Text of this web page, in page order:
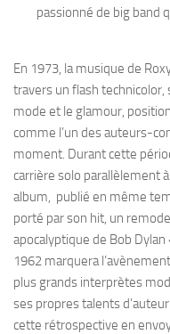
passionné de big band
En 1973, la musique de
travers un flash technicolor,
mode et le glamour,
comme l’un des auteurs-
moment. Durant cette
carrière solo parallèlement
album, publié en même
porté par son hit, un
apocalyptique de Bob Dylan
1962 marquera
plus grands interprètes
ses propres talents
cette rétrospective en